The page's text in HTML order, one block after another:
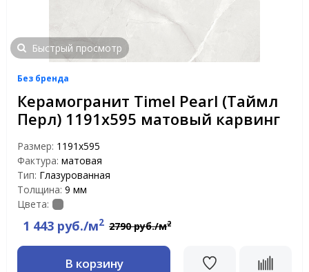
Быстрый просмотр
Без бренда
Керамогранит Timel Pearl (Таймл
Перл) 1191х595 матовый карвинг
Размер: 1191x595
Фактура: матовая
Тип: Глазурованная
Толщина: 9 мм
Цвета:
1 443 руб./м2 2790 руб./м2
В корзину